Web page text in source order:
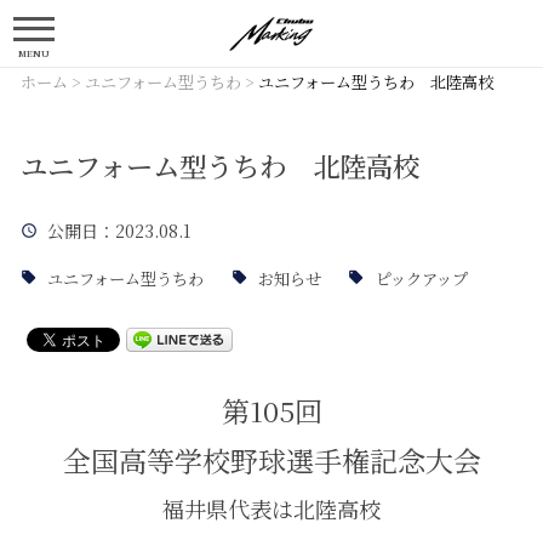
MENU
ホーム > ユニフォーム型うちわ > ユニフォーム型うちわ 北陸高校
ユニフォーム型うちわ 北陸高校
公開日 ：2023.08.1
ユニフォーム型うちわ お知らせ ピックアップ
第105回
全国高等学校野球選手権記念大会
福井県代表は北陸高校